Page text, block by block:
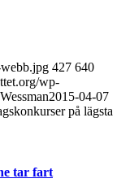
427 640
wp-
2015-04-07
på lägsta
tar fart